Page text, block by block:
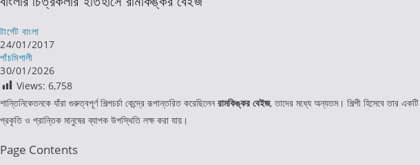
Post
author:
টার্গেট বাংলা
Post
published:
24/01/2017
Post
category:
পাঁচমিশালী
Post
last
modified:
30/01/2026
Views: 6,758
শান্তিনিকেতনকে যাঁরা গুরুত্বপূর্ণ শিল্পচর্চা কেন্দ্রে রূপান্তরিত করেছিলেনরামকিঙ্কর বেইজ, তাদের মধ্যে অন্যতম। শিল্পী হিসেবে তার একটি
প্রকৃতি ও প্রান্তিক মানুষের ব্যাপক উপস্থিতি লক্ষ করা যায়।
Page Contents